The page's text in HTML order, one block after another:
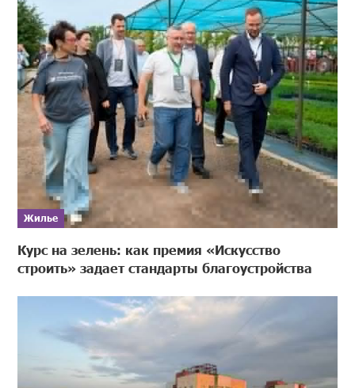
Жилье
Курс на зелень: как премия «Искусство
строить» задает стандарты благоустройства